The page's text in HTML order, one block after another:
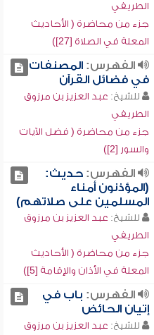
الطريفي
جزء من محاضرة ( الأحاديث
المعلة في الصلاة [27])
الفهرس:المصنفات
في فضائل القرآن
للشيخ: عبد العزيز بن مرزوق
الطريفي
جزء من محاضرة ( فضل الآيات
والسور [2])
الفهرس:حديث:
(المؤذنون أمناء
المسلمين على صلاتهم)
للشيخ: عبد العزيز بن مرزوق
الطريفي
جزء من محاضرة ( الأحاديث
المعلة في الأذان والإقامة [5])
الفهرس: باب في
إتيان الحائض
للشيخ: عبد العزيز بن مرزوق